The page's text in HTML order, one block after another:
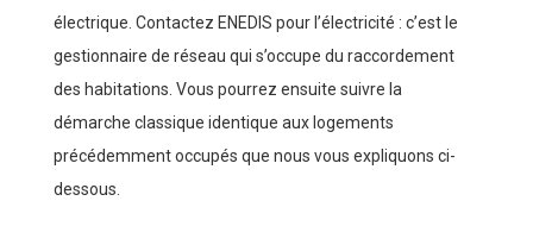
électrique. Contactez ENEDIS pour l’électricité : c’est le
gestionnaire de réseau qui s’occupe du raccordement
des habitations. Vous pourrez ensuite suivre la
démarche classique identique aux logements
précédemment occupés que nous vous expliquons ci-
dessous.